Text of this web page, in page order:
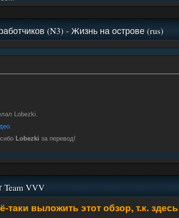
(N3) - Жизнь на острове (rus)
Lobezki.
.
Lobezki за перевод!
Team VVV
таки выложить этот обзор, т.к.